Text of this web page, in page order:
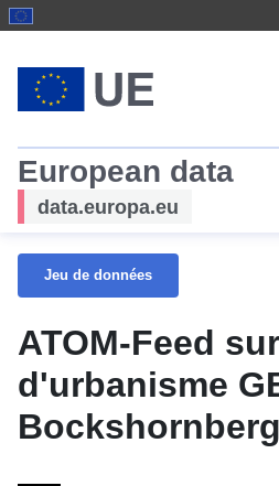
European data
data.europa.eu
Jeu de données
ATOM-Feed
d'urbanisme